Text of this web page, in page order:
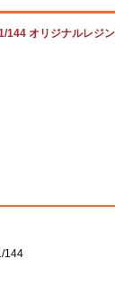
144 オリジナルレ
144